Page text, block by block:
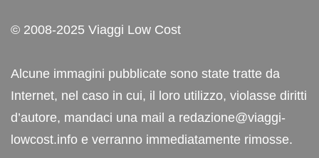
© 2008-2025 Viaggi Low Cost
Alcune immagini pubblicate sono state tratte da
Internet, nel caso in cui, il loro utilizzo, violasse diritti
d’autore, mandaci una mail a redazione@viaggi-
lowcost.info e verranno immediatamente rimosse.